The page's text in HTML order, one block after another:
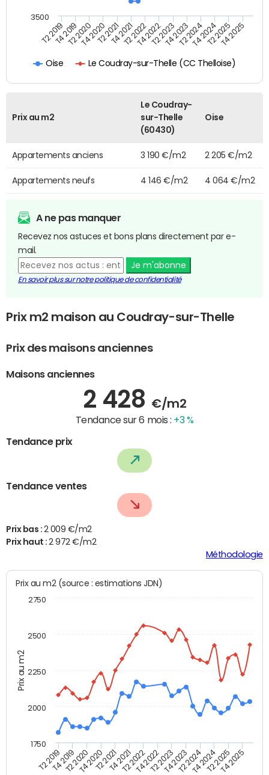
Oise Le Coudray-sur-Thelle (CC Thelloise)
T2 2019T4 2019T2 2020T4 2020T2 2021T4 2021T2 2022T4 2022T2 2023T4 2023T2 2024T4 2024T2 2025T4 2025
3500
Prix au m2
Le Coudray-
sur-Thelle
(60430)
Oise
Appartements anciens 3 190 €/m2 2 205 €/m2
Appartements neufs 4 146 €/m2 4 064 €/m2
A ne pas manquer
Recevez nos astuces et bons plans directement par e-
mail.
Je m'abonne
En savoir plus sur notre politique de confidentialité
Prix m2 maison au Coudray-sur-Thelle
Prix des maisons anciennes
Maisons anciennes
2 428 €/m2
Tendance sur 6 mois : +3 %
Tendance prix
Tendance ventes
Prix bas : 2 009 €/m2
Prix haut :2 972 €/m2
Méthodologie
Prix au m2
Prix au m2 (source : estimations JDN)
T2 2019T4 2019T2 2020T4 2020T2 2021T4 2021T2 2022T4 2022T2 2023T4 2023T2 2024T4 2024T2 2025T4 2025
2000
1750
2250
2500
2750